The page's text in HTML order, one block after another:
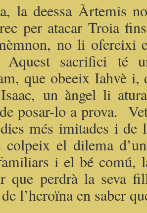
la deessa Àrtemis
per atacar Troia
no li ofereixi
Aquest sacrifici té
que obeeix Iahvè
un àngel li
posar-lo a prova.
més imitades i
colpeix el dilema
i el bé comú,
que perdrà la seva
l’heroïna en saber